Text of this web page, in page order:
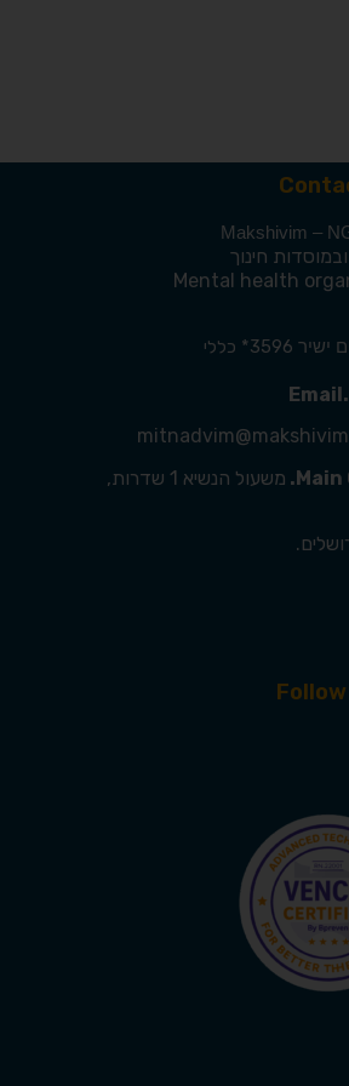
חינוך
Mental health
ישיר 3596* כללי
Email.
משעול הנשיא 1 שדרות,